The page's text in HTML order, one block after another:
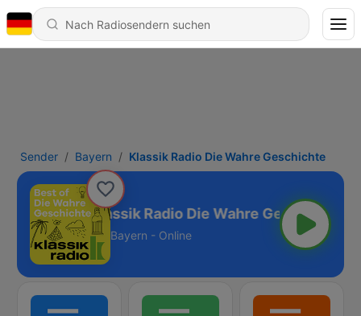
Sender Bayern Klassik Radio Die Wahre Geschichte
Klassik Radio Die Wahre Geschichte
Bayern - Online